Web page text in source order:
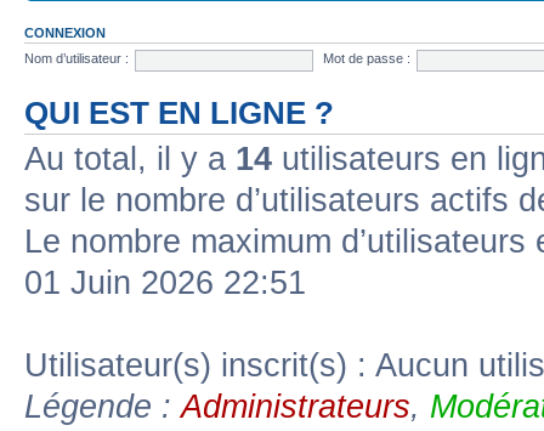
CONNEXION
Nom d’utilisateur :
Mot de passe :
QUI EST EN LIGNE ?
Au total, il y a 14 utilisateurs en
sur le nombre d’utilisateurs actifs
Le nombre maximum
01 Juin 2026 22:51
Utilisateur(s) inscrit(s) : Aucun
Légende :Administrateurs,